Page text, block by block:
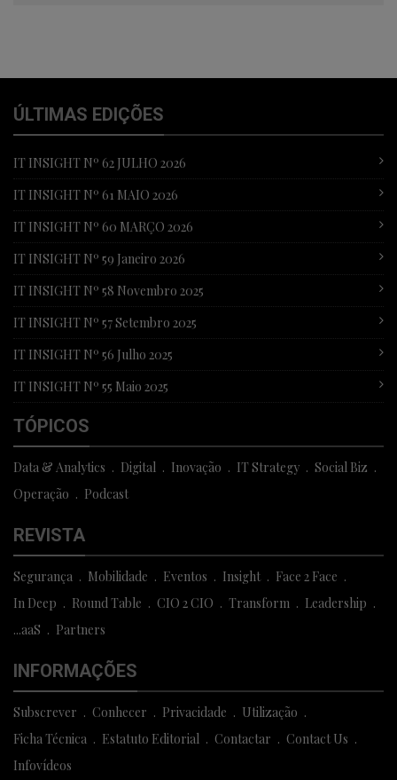
ÚLTIMAS EDIÇÕES
IT INSIGHT Nº 62 JULHO 2026
IT INSIGHT Nº 61 MAIO 2026
IT INSIGHT Nº 60 MARÇO 2026
IT INSIGHT Nº 59 Janeiro 2026
IT INSIGHT Nº 58 Novembro 2025
IT INSIGHT Nº 57 Setembro 2025
IT INSIGHT Nº 56 Julho 2025
IT INSIGHT Nº 55 Maio 2025
TÓPICOS
Data & Analytics Digital Inovação IT Strategy
Social Biz
Operação
Podcast
REVISTA
Segurança Mobilidade Eventos Insight
Face 2 Face
In Deep
Round Table CIO 2 CIO Transform
Leadership
...aaS
Partners
INFORMAÇÕES
Subscrever Conhecer Privacidade
Utilização
Ficha Técnica
Estatuto Editorial Contactar
Contact Us
Infovídeos